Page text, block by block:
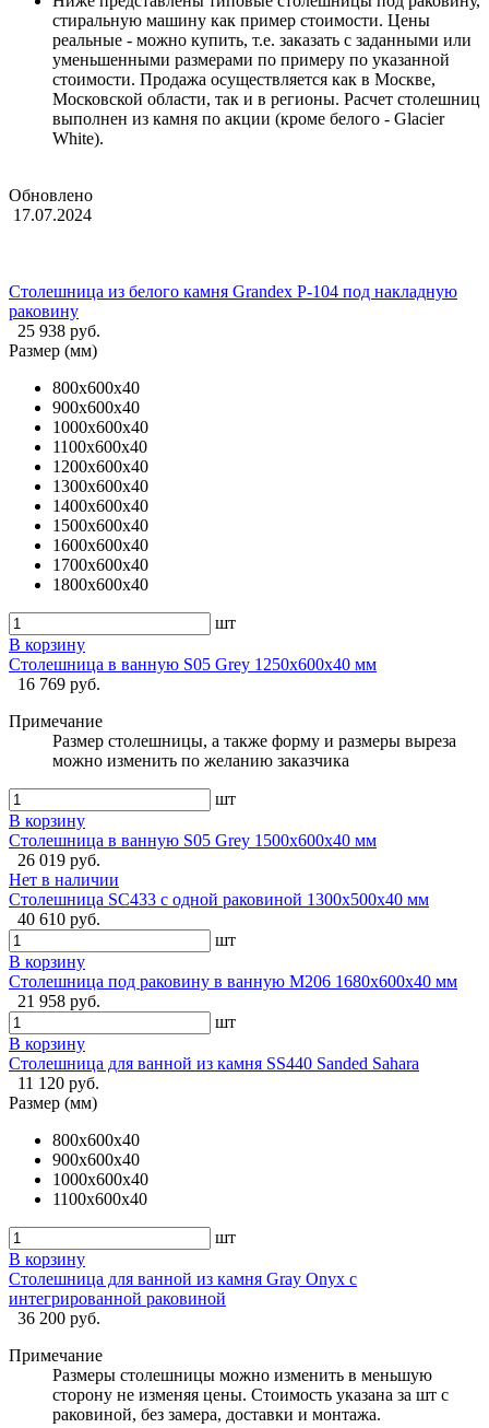
стиральную машину как пример стоимости. Цены
реальные - можно купить, т.е. заказать с заданными или
уменьшенными размерами по примеру по указанной
стоимости. Продажа осуществляется как в Москве,
Московской области, так и в регионы. Расчет столешниц
выполнен из камня по акции (кроме белого - Glacier
White).
Обновлено
17.07.2024
Столешница из белого камня Grandex P-104 под накладную
раковину
25 938 руб.
Размер (мм)
800х600х40
900х600х40
1000х600х40
1100х600х40
1200х600х40
1300х600х40
1400х600х40
1500х600х40
1600х600х40
1700х600х40
1800х600х40
шт
В корзину
Столешница в ванную S05 Grey 1250x600х40 мм
16 769 руб.
Примечание
Размер столешницы, а также форму и размеры выреза
можно изменить по желанию заказчика
шт
В корзину
Столешница в ванную S05 Grey 1500x600х40 мм
26 019 руб.
Нет в наличии
Столешница SC433 с одной раковиной 1300x500x40 мм
40 610 руб.
шт
В корзину
Столешница под раковину в ванную M206 1680x600х40 мм
21 958 руб.
шт
В корзину
Столешница для ванной из камня SS440 Sanded Sahara
11 120 руб.
Размер (мм)
800х600х40
900х600х40
1000х600х40
1100х600х40
шт
В корзину
Столешница для ванной из камня Gray Onyx с
интегрированной раковиной
36 200 руб.
Примечание
Размеры столешницы можно изменить в меньшую
сторону не изменяя цены. Стоимость указана за шт с
раковиной, без замера, доставки и монтажа.